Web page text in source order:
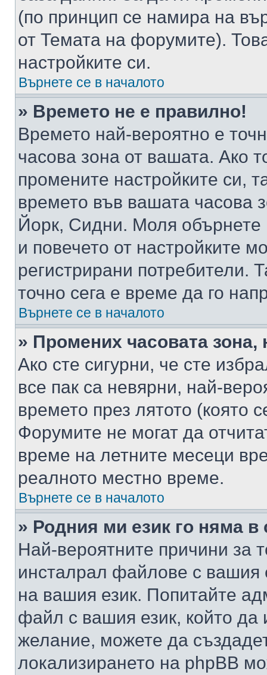
(по принцип се намира на
от Темата на форумите).
настройките си.
Върнете се в началото
» Времето не е правилно!
Времето най-вероятно е
часова зона от вашата. Ако
промените настройките си,
времето във вашата
Йорк, Сидни. Моля обърнете
и повечето от настройките
регистрирани потребители.
точно сега е време да го
Върнете се в началото
» Промених часовата
Ако сте сигурни, че сте
все пак са невярни, най-
времето през лятото (която
Форумите не могат да
време на летните месеци
реалното местно време.
Върнете се в началото
» Родния ми език го няма в
Най-вероятните причини за
инсталрал файлове с вашия
на вашия език. Попитайте
файл с вашия език, който да
желание, можете да
локализирането на phpBB